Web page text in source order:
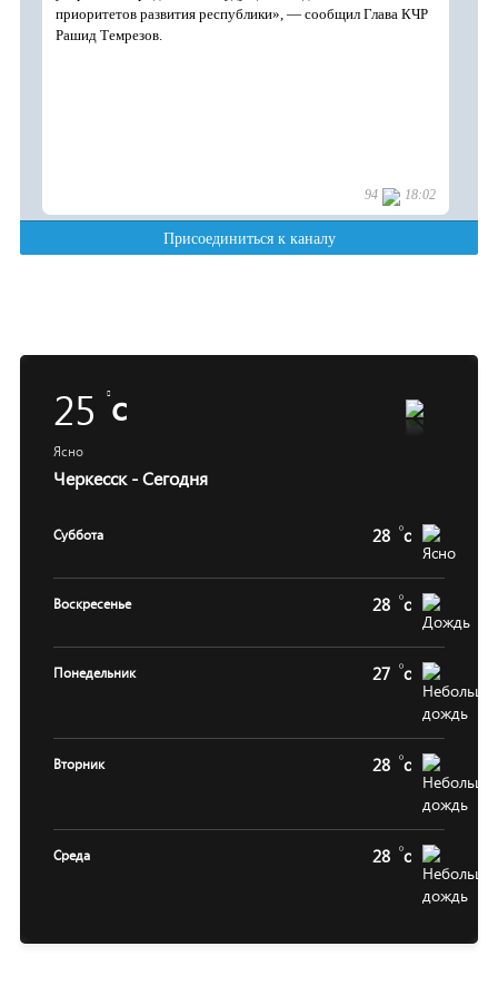
25 c
Ясно
Черкесск - Сегодня
Суббота 28 c
Воскресенье 28 c
Понедельник 27 c
Вторник 28 c
Среда 28 c